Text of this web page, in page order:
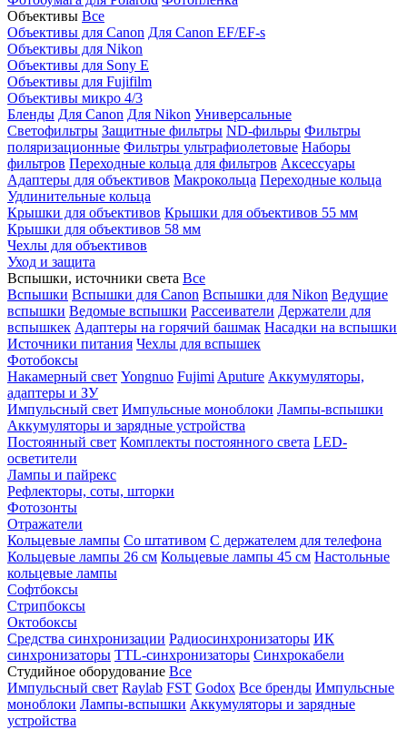
Объективы Все
Объективы для Canon Для Canon EF/EF-s
Объективы для Nikon
Объективы для Sony E
Объективы для Fujifilm
Объективы микро 4/3
Бленды Для Canon Для Nikon Универсальные
Светофильтры Защитные фильтры ND-фильры Фильтры
поляризационные Фильтры ультрафиолетовые Наборы
фильтров Переходные кольца для фильтров Аксессуары
Адаптеры для объективов Макрокольца Переходные кольца
Удлинительные кольца
Крышки для объективов Крышки для объективов 55 мм
Крышки для объективов 58 мм
Чехлы для объективов
Уход и защита
Вспышки, источники света Все
Вспышки Вспышки для Canon Вспышки для Nikon Ведущие
вспышки Ведомые вспышки Рассеиватели Держатели для
вспышкек Адаптеры на горячий башмак Насадки на вспышки
Источники питания Чехлы для вспышек
Фотобоксы
Накамерный свет Yongnuo Fujimi Aputure Аккумуляторы,
адаптеры и ЗУ
Импульсный свет Импульсные моноблоки Лампы-вспышки
Аккумуляторы и зарядные устройства
Постоянный свет Комплекты постоянного света LED-
осветители
Лампы и пайрекс
Рефлекторы, соты, шторки
Фотозонты
Отражатели
Кольцевые лампы Со штативом С держателем для телефона
Кольцевые лампы 26 см Кольцевые лампы 45 см Настольные
кольцевые лампы
Софтбоксы
Стрипбоксы
Октобоксы
Средства синхронизации Радиосинхронизаторы ИК
синхронизаторы TTL-синхронизаторы Синхрокабели
Студийное оборудование Все
Импульсный свет Raylab FST Godox Все бренды Импульсные
моноблоки Лампы-вспышки Аккумуляторы и зарядные
устройства